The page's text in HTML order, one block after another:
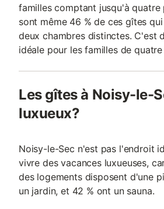
familles comptant jusqu'à quatre
sont même 46 % de ces gîtes
deux chambres distinctes. C'est
idéale pour les familles de quatre
Les gîtes à Noisy-le-
luxueux?
Noisy-le-Sec n'est pas l'endroit
vivre des vacances luxueuses,
des logements disposent d'une
un jardin, et 42 % ont un sauna.